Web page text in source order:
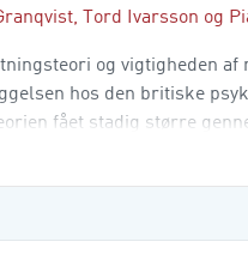
, Tord Ivarsson og
og vigtigheden
hos den britiske
fået stadig større